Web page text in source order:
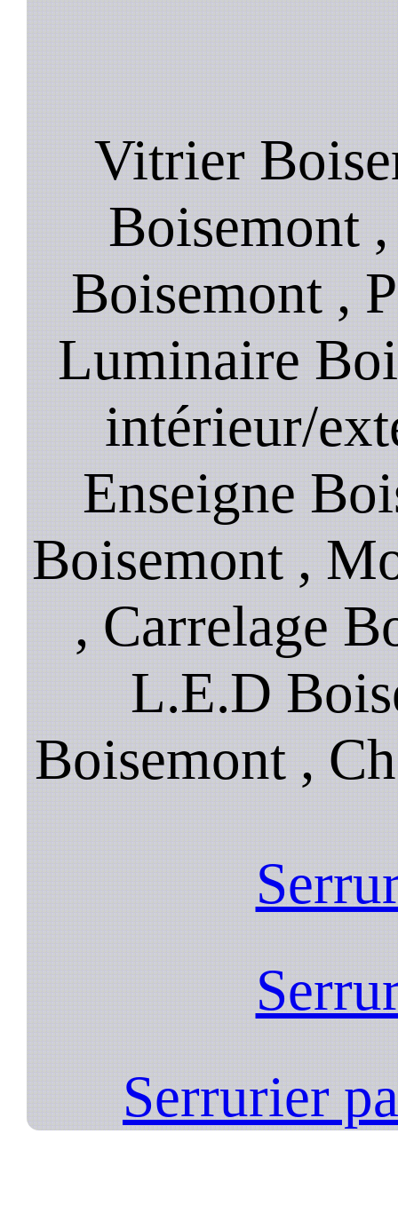
Vitrier
Boisemont
Boisemont ,
Luminaire
intérieur/
Enseigne
Boisemont ,
, Carrelage
L.E.D
Boisemont ,
Serrurier